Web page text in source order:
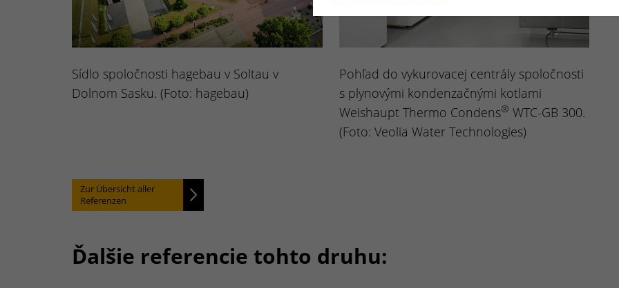
Sídlo spoločnosti hagebau v Soltau v
Dolnom Sasku. (Foto: hagebau)
Pohľad do vykurovacej centrály spoločnosti
s plynovými kondenzačnými kotlami
Weishaupt Thermo Condens® WTC-GB 300.
(Foto: Veolia Water Technologies)
Zur Übersicht aller
Referenzen
Ďalšie referencie tohto druhu: